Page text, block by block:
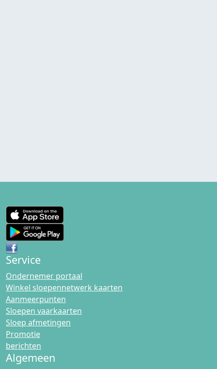
Service
Ondernemer portaal
Winkel sloepennetwerk kaarten
Aanmeerpunten
Sloepen vaarkaarten
Sloep afmetingen
Promotie
berichten
Algemeen